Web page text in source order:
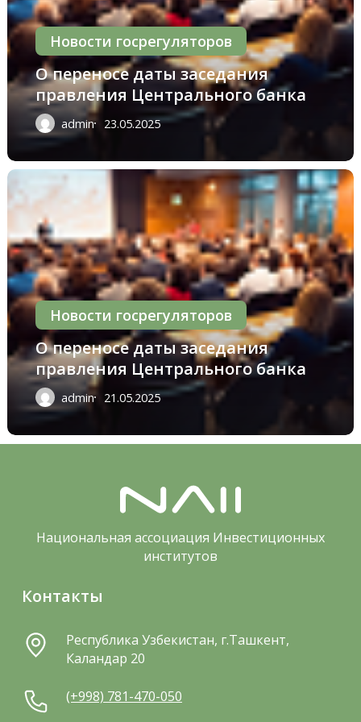
банка
Новости госрегуляторов
О переносе даты заседания
правления Центрального банка
admin 23.05.2025
О
переносе
даты
заседания
правления
Центрального
банка
Новости госрегуляторов
О переносе даты заседания
правления Центрального банка
admin 21.05.2025
Национальная ассоциация Инвестиционных
институтов
Контакты
Республика Узбекистан, г.Ташкент,
Каландар 20
(+998) 781-470-050